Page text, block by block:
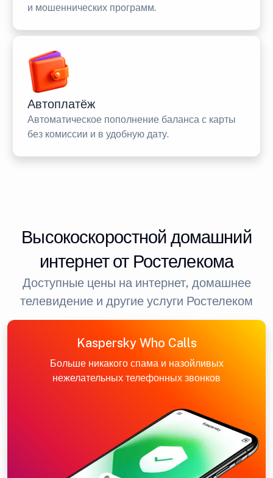
и мошеннических программ.
Автоплатёж
Автоматическое пополнение баланса с карты
без комиссии и в удобную дату.
Высокоскоростной домашний
интернет от Ростелекома
Доступные цены на интернет, домашнее
телевидение и другие услуги Ростелеком
Kaspersky Who Calls
Больше никакого спама и назойливых
нежелательных телефонных звонков